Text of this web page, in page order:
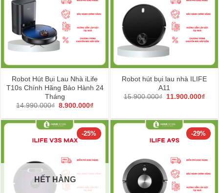
Robot Hút Bụi Lau Nhà iLife
T10s Chính Hãng Bảo Hành 24
Tháng
14.990.000₫ Giá
là:
14.990.000₫.
8.900.000₫Giá
tại
là:
8.900.000₫.
Robot hút bụi lau nhà ILIFE
A11
15.900.000₫ Giá
15.900.000₫.
11.900.000₫Giá
là:
-25%
HẾT HÀNG
-29%